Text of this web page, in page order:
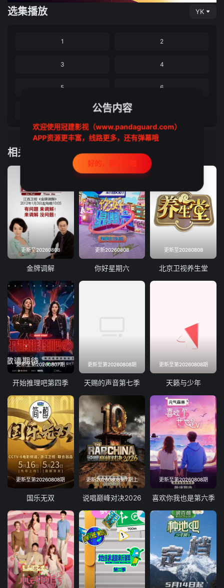
选集播放 YK
1 2
3 4
5 6
相关推荐
更新至20260808
金牌调解
更新20260808
你好星期六
更新至20260808
北京卫视养生堂
更新至第20260807期
开始推理吧第四季
更新至第20260808期
天赐的声音第七季
更新至第20260808期
天籁与少年
更新至第20260808期
国乐无双
更新20260808第7期上
说唱巅峰对决2026
更新至第20260808期
喜欢你我也是第六季
公告内容
欢迎使用冠建影视（www.pandaguard.com）
APP资源更丰富，线路更多，还有弹幕哦
好的，我记住啦